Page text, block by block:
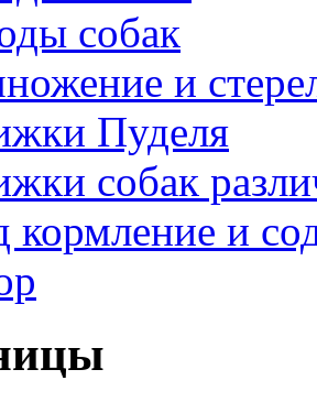
собак
и
Пуделя
собак
кормление и